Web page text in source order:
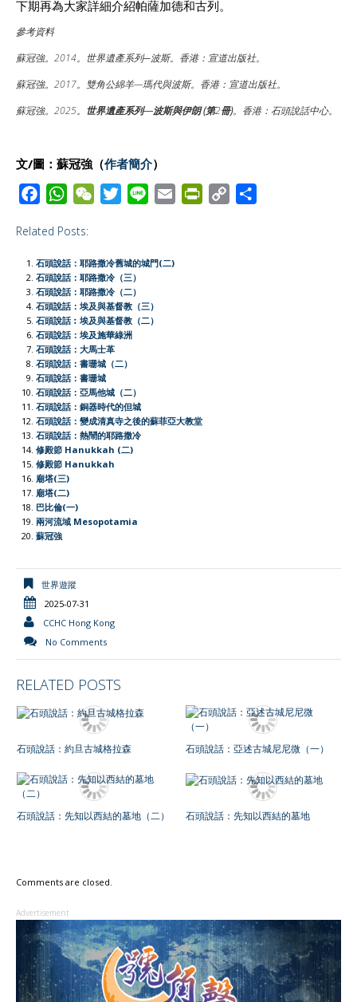
下期再為大家詳細介紹帕薩加德和古列。
參考資料
蘇冠強。2014。世界遺產系列─波斯。香港：宣道出版社。
蘇冠強。2017。雙角公綿羊—瑪代與波斯。香港：宣道出版社。
蘇冠強。2025。 世界遺產系列―波斯與伊朗(第2冊)。香港：石頭說話中心。
文/圖：蘇冠強（作者簡介）
c
e
b
o
o
k
W
a
t
s
A
p
p
W
h
a
t
t
t
e
r
e
Related Posts:
石頭說話：耶路撒冷舊城的城門(二)
石頭說話：耶路撒冷（三）
石頭說話：耶路撒冷（二）
石頭說話：埃及與基督教（三）
石頭說話︰埃及與基督教（二）
石頭說話：埃及施華綠洲
石頭說話：大馬士革
石頭說話：書珊城（二）
石頭說話：書珊城
石頭說話：亞馬他城（二）
石頭說話：銅器時代的但城
石頭說話：變成清真寺之後的蘇菲亞大教堂
石頭說話：熱鬧的耶路撒冷
修殿節 Hanukkah (二)
修殿節 Hanukkah
廟塔(三)
廟塔(二)
巴比倫(一)
兩河流域 Mesopotamia
蘇冠強
世界遊蹤
2025-07-31
CCHC Hong Kong
No Comments
RELATED POSTS
石頭說話：約旦古城格拉森 石頭說話：亞述古城尼尼微（一）
石頭說話：先知以西結的墓地（二） 石頭說話：先知以西結的墓地
Comments are closed.
Advertisement